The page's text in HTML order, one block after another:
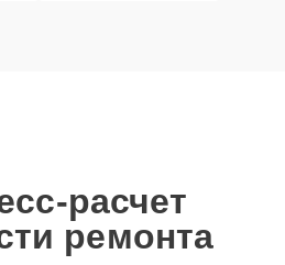
расчет
ремонта